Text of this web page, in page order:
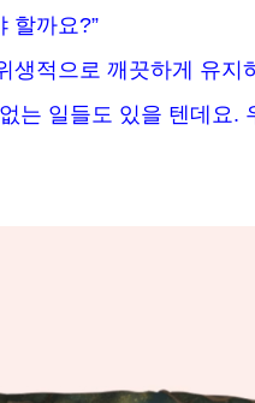
할까요?”
생적으로 깨끗하게 유지
는 일들도 있을 텐데요